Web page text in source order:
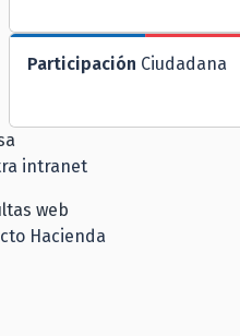
Participación Ciudadana
intranet
web
Hacienda